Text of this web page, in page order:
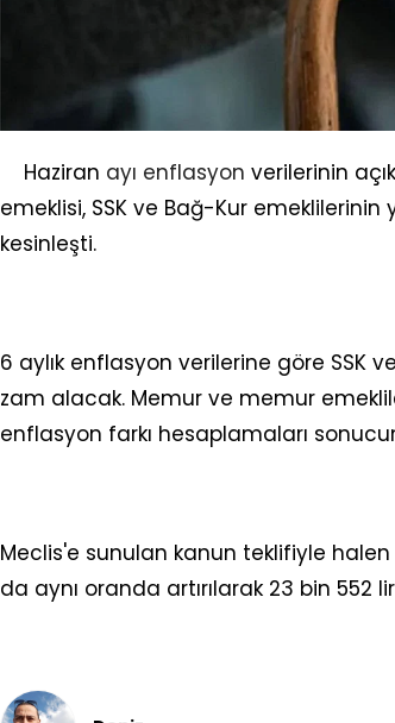
Haziran ayı enflasyon verilerinin
emeklisi, SSK ve Bağ-Kur emeklilerinin
kesinleşti.
6 aylık enflasyon verilerine göre SSK
zam alacak. Memur ve memur
enflasyon farkı hesaplamaları
Meclis'e sunulan kanun teklifiyle halen
da aynı oranda artırılarak 23 bin 552